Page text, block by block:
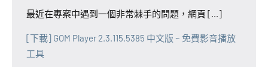
最近在專案中遇到一個非常棘手的問題，網頁 [...]
[下載] GOM Player 2.3.115.5385 中文版 ~ 免費影音播放
工具